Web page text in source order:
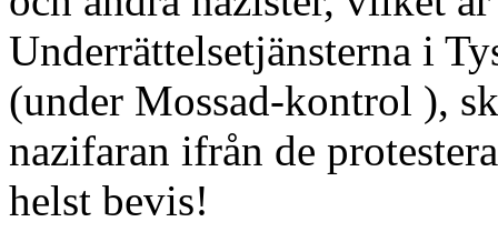
Underrättelsetjänsterna i
(under Mossad-kontrol ),
nazifaran ifrån de
helst bevis!